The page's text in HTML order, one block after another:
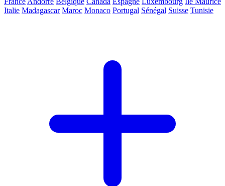
Italie Madagascar Maroc Monaco Portugal Sénégal Suisse Tunisie